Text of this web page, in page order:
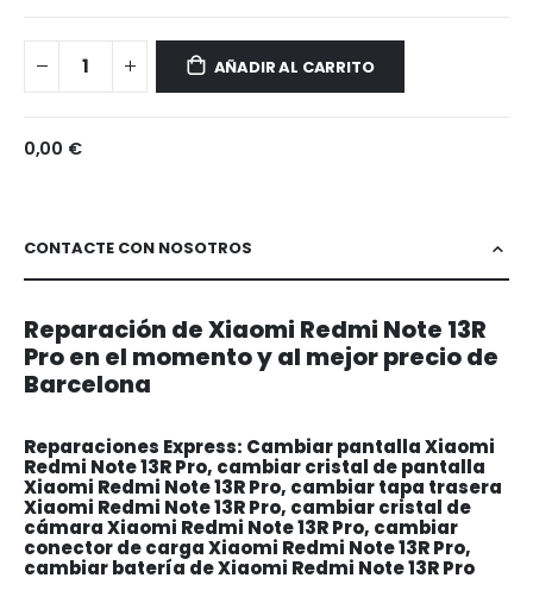
AÑADIR AL CARRITO
0,00 €
CONTACTE CON NOSOTROS
Reparación de Xiaomi Redmi Note 13R
Pro en el momento y al mejor precio de
Barcelona
Reparaciones Express: Cambiar pantalla Xiaomi
Redmi Note 13R Pro, cambiar cristal de pantalla
Xiaomi Redmi Note 13R Pro, cambiar tapa trasera
Xiaomi Redmi Note 13R Pro, cambiar cristal de
cámara Xiaomi Redmi Note 13R Pro, cambiar
conector de carga Xiaomi Redmi Note 13R Pro,
cambiar batería de Xiaomi Redmi Note 13R Pro